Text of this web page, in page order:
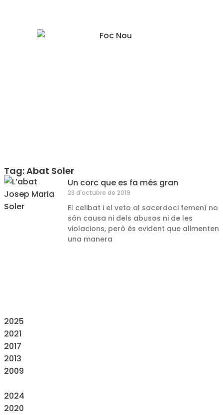
Tag: Abat Soler
Un corc que es fa més gran
23 d'octubre de 2019
El celibat i el veto al sacerdoci femení no
són causa ni dels abusos ni de les
violacions, però és evident que alimenten
una manera
2025
2021
2017
2013
2009
2024
2020